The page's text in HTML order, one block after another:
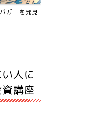
ス投資 超簡
人に
講座